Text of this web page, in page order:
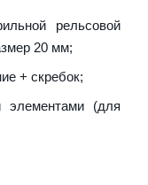
рельсовой
20 мм;
+ скребок;
(для